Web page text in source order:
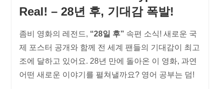
Real! – 28년 후, 기대감 폭발!
좀비 영화의 레전드, “28일 후” 속편 소식! 새로운 국
제 포스터 공개와 함께 전 세계 팬들의 기대감이 최고
조에 달하고 있어요. 28년 만에 돌아온 이 영화, 과연
어떤 새로운 이야기를 펼쳐낼까요? 영어 공부는 덤!